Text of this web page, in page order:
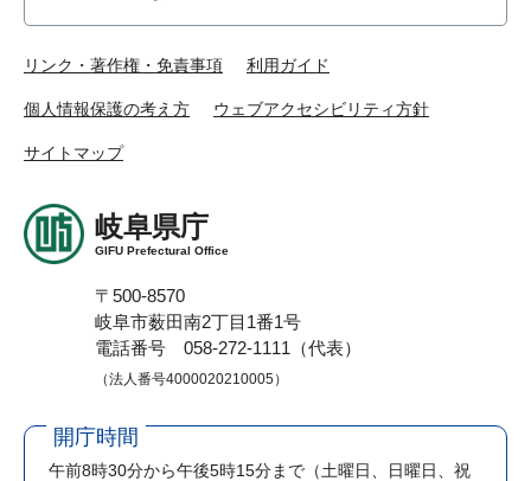
リンク・著作権・免責事項 利用ガイド
個人情報保護の考え方 ウェブアクセシビリティ方針
サイトマップ
岐阜県庁
GIFU Prefectural Office
〒500-8570
岐阜市薮田南2丁目1番1号
電話番号 058-272-1111（代表）
（法人番号4000020210005）
開庁時間
午前8時30分から午後5時15分まで （土曜日、日曜日、祝